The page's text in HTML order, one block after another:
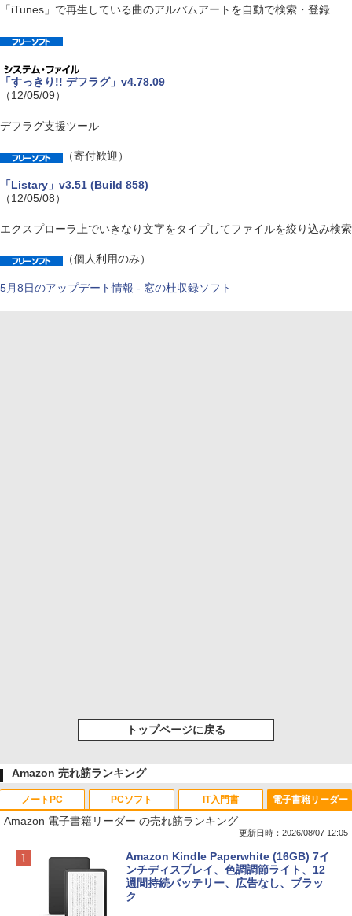
「iTunes」で再生している曲のアルバムアートを自動で検索・登録
「すっきり!! デフラグ」v4.78.09
（12/05/09）
デフラグ支援ツール
（寄付歓迎）
「Listary」v3.51 (Build 858)
（12/05/08）
エクスプローラ上でいきなり文字をタイプしてファイルを絞り込み検索
（個人利用のみ）
5月8日のアップデート情報 - 窓の杜収録ソフト
トップページに戻る
Amazon 売れ筋ランキング
ノートPC
Apple 2026 MacBook Neo A18 Proチッ
プ搭載13インチノートブック：AIとAppl
e Intelligence、Liquid Retinaディスプ
レイ、8GBメモリ、512GB SSD、1080p
PCソフト
Robloxギフトカード - 800 Robux 【限
定バーチャルアイテムを含む】 【オンラ
インゲームコード】 ロブロックス | オン
ラインコード版
IT入門書
生成AIパスポート公式テキスト 第４版
￥1,766
電子書籍リーダー
Amazon 電子書籍リーダー の売れ筋ランキング
更新日時：2026/08/07 12:05
Amazon Kindle Paperwhite (16GB) 7イ
ンチディスプレイ、色調調節ライト、12
週間持続バッテリー、広告なし、ブラッ
ク